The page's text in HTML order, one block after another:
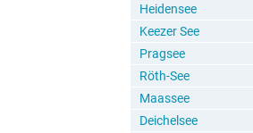
Heidensee
Keezer See
Pragsee
Röth-See
Maassee
Deichelsee